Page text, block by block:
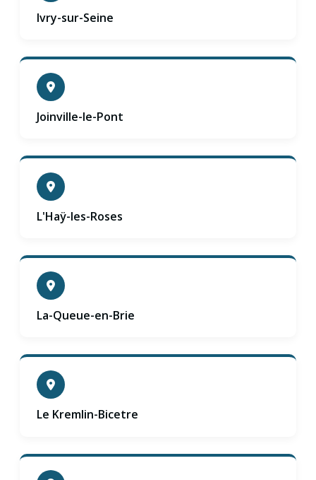
Ivry-sur-Seine
Joinville-le-Pont
L'Haÿ-les-Roses
La-Queue-en-Brie
Le Kremlin-Bicetre